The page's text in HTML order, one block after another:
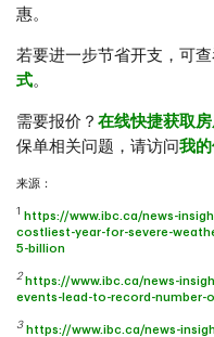
惠。
若要进一步节省开支，可
式。
需要报价？ 在线快捷获取
保单相关问题，请访问我
来源：
1
https://www.ibc.ca/news-
costliest-year-for-severe-
5-billion
2 https://www.ibc.ca/news-
events-lead-to-record-number-
3 https://www.ibc.ca/news-